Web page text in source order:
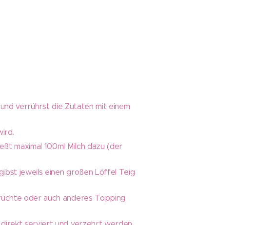
verrührst die Zutaten mit einem
maximal 100ml Milch dazu (der
jeweils einen großen Löffel Teig
oder auch anderes Topping